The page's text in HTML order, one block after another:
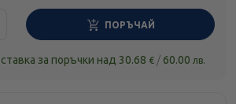
ПОРЪЧАЙ
за поръчки над 30.68 € / 60.00 лв.